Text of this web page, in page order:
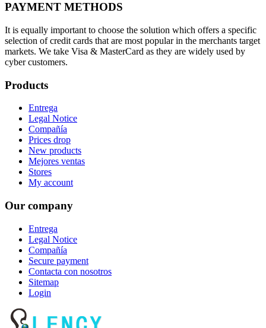
PAYMENT METHODS
It is equally important to choose the solution which offers a specific
selection of credit cards that are most popular in the merchants target
markets. We take Visa & MasterCard as they are widely used by
cyber customers.
Products
Entrega
Legal Notice
Compañía
Prices drop
New products
Mejores ventas
Stores
My account
Our company
Entrega
Legal Notice
Compañía
Secure payment
Contacta con nosotros
Sitemap
Login